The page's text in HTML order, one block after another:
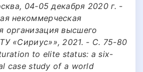
04-05 декабря 2020 г. -
некоммерческая
организация высшего
«Сириус»», 2021. - С. 75-80
to elite status: a six-
case study of а world